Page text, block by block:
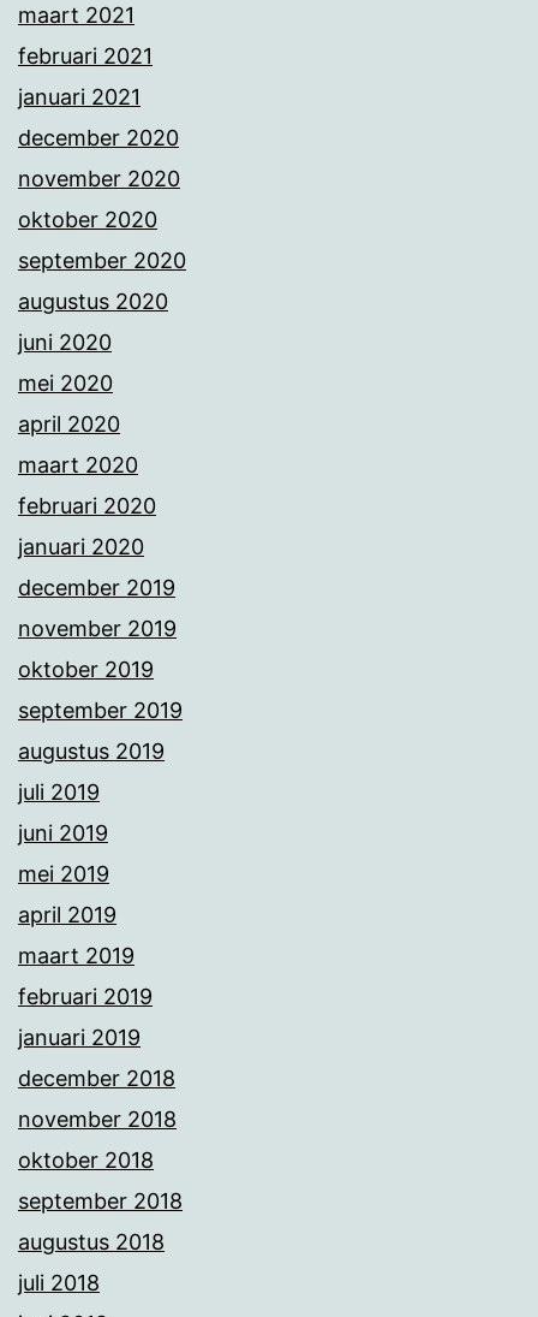
maart 2021
februari 2021
januari 2021
december 2020
november 2020
oktober 2020
september 2020
augustus 2020
juni 2020
mei 2020
april 2020
maart 2020
februari 2020
januari 2020
december 2019
november 2019
oktober 2019
september 2019
augustus 2019
juli 2019
juni 2019
mei 2019
april 2019
maart 2019
februari 2019
januari 2019
december 2018
november 2018
oktober 2018
september 2018
augustus 2018
juli 2018